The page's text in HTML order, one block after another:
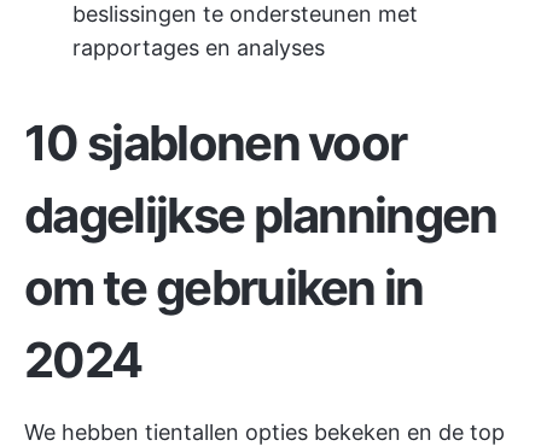
beslissingen te ondersteunen met
rapportages en analyses
10 sjablonen voor
dagelijkse planningen
om te gebruiken in
2024
We hebben tientallen opties bekeken en de top